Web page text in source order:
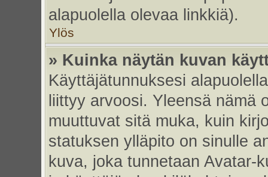
alapuolella olevaa linkkiä).
Ylös
» Kuinka näytän kuvan
Käyttäjätunnuksesi
liittyy arvoosi. Yleensä nämä
muuttuvat sitä muka, kuin
statuksen ylläpito on sinulle
kuva, joka tunnetaan Avatar-